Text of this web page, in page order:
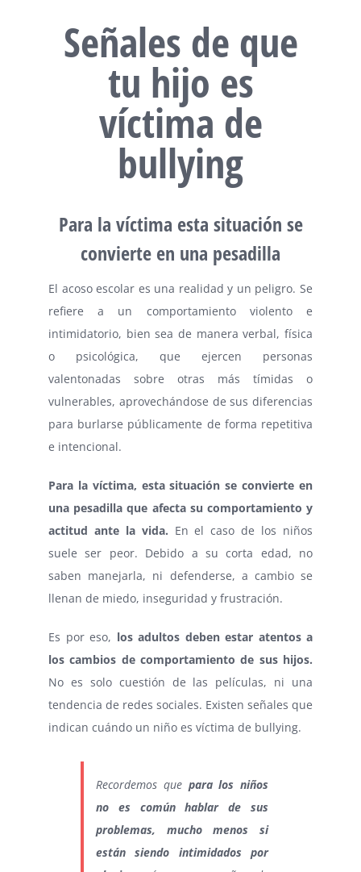
Señales de que
tu hijo es
víctima de
bullying
Para la víctima esta situación se
convierte en una pesadilla
El acoso escolar es una realidad y un peligro. Se
refiere a un comportamiento violento e
intimidatorio, bien sea de manera verbal, física
o psicológica, que ejercen personas
valentonadas sobre otras más tímidas o
vulnerables, aprovechándose de sus diferencias
para burlarse públicamente de forma repetitiva
e intencional.
Para la víctima, esta situación se convierte en
una pesadilla que afecta su comportamiento y
actitud ante la vida. En el caso de los niños
suele ser peor. Debido a su corta edad, no
saben manejarla, ni defenderse, a cambio se
llenan de miedo, inseguridad y frustración.
Es por eso, los adultos deben estar atentos a
los cambios de comportamiento de sus hijos.
No es solo cuestión de las películas, ni una
tendencia de redes sociales. Existen señales que
indican cuándo un niño es víctima de bullying.
Recordemos que para los niños
no es común hablar de sus
problemas, mucho menos si
están siendo intimidados por